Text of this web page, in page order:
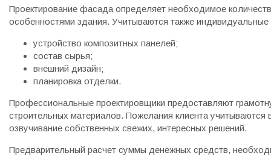
Проектирование фасада определяет необходимое
особенностями здания. Учитываются также индивидуальные
устройство композитных панелей;
состав сырья;
внешний дизайн;
планировка отделки.
Профессиональные проектировщики предоставляют
строительных материалов. Пожелания клиента
озвучивание собственных свежих, интересных решений.
Предварительный расчет суммы денежных средств,